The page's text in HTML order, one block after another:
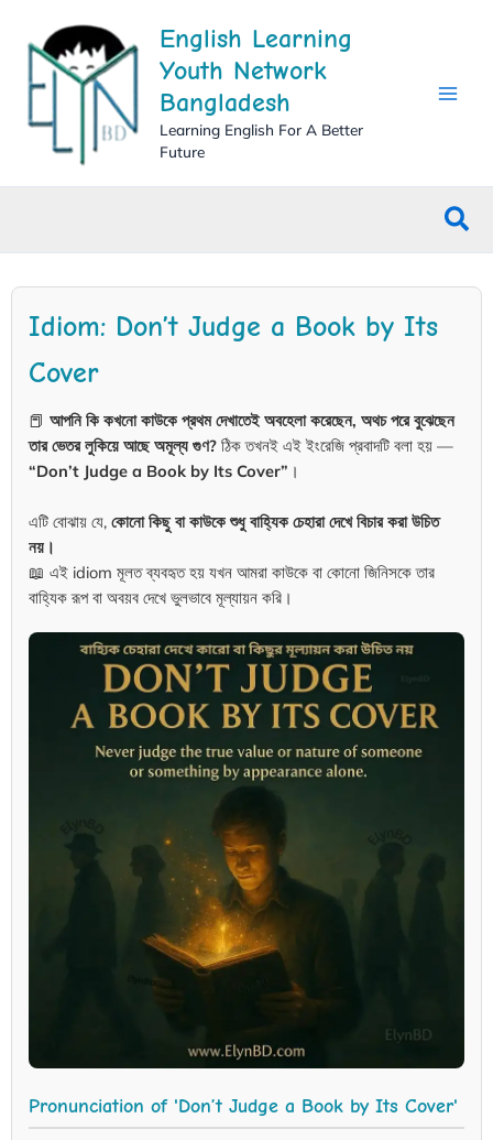
content
English Learning
Youth Network
Bangladesh
Learning English For A Better
Future
Idiom: Don’t Judge a Book by Its
Cover
📕 আপনি কি কখনো কাউকে প্রথম দেখাতেই অবহেলা করেছেন, অথচ পরে বুঝেছেন
তার ভেতর লুকিয়ে আছে অমূল্য গুণ? ঠিক তখনই এই ইংরেজি প্রবাদটি বলা হয় —
“Don’t Judge a Book by Its Cover” ।
এটি বোঝায় যে, কোনো কিছু বা কাউকে শুধু বাহ্যিক চেহারা দেখে বিচার করা উচিত
নয়।
📖 এই idiom মূলত ব্যবহৃত হয় যখন আমরা কাউকে বা কোনো জিনিসকে তার
বাহ্যিক রূপ বা অবয়ব দেখে ভুলভাবে মূল্যায়ন করি।
Pronunciation of 'Don’t Judge a Book by Its Cover'